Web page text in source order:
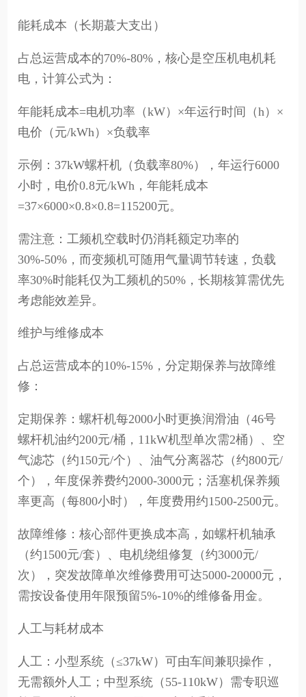
能耗成本（长期蕞大支出）
占总运营成本的70%-80%，核心是空压机电机耗
电，计算公式为：
年能耗成本=电机功率（kW）×年运行时间（h）×
电价（元/kWh）×负载率
示例：37kW螺杆机（负载率80%），年运行6000
小时，电价0.8元/kWh，年能耗成本
=37×6000×0.8×0.8=115200元。
需注意：工频机空载时仍消耗额定功率的
30%-50%，而变频机可随用气量调节转速，负载
率30%时能耗仅为工频机的50%，长期核算需优先
考虑能效差异。
维护与维修成本
占总运营成本的10%-15%，分定期保养与故障维
修：
定期保养：螺杆机每2000小时更换润滑油（46号
螺杆机油约200元/桶，11kW机型单次需2桶）、空
气滤芯（约150元/个）、油气分离器芯（约800元/
个），年度保养费约2000-3000元；活塞机保养频
率更高（每800小时），年度费用约1500-2500元。
故障维修：核心部件更换成本高，如螺杆机轴承
（约1500元/套）、电机绕组修复（约3000元/
次），突发故障单次维修费用可达5000-20000元，
需按设备使用年限预留5%-10%的维修备用金。
人工与耗材成本
人工：小型系统（≤37kW）可由车间兼职操作，
无需额外人工；中型系统（55-110kW）需专职巡